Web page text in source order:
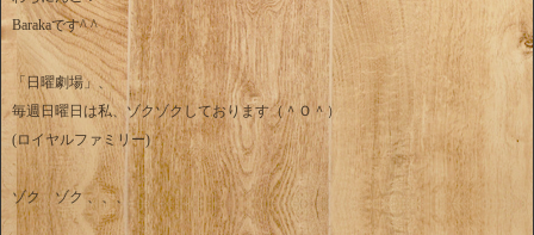
Barakaです^ ^
「日曜劇場」、
毎週日曜日は私、ゾクゾクしております（＾Ｏ＾）
(ロイヤルファミリー)
ゾク ゾク 、、、